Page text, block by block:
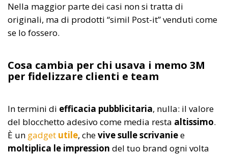
Nella maggior parte dei casi non si tratta di
originali, ma di prodotti “simil Post-it” venduti come
se lo fossero.
Cosa cambia per chi usava i memo 3M
per fidelizzare clienti e team
In termini di efficacia pubblicitaria, nulla: il valore
del blocchetto adesivo come media resta altissimo.
È un gadget utile, chevive sulle scrivaniee
moltiplica le impression del tuo brand ogni volta